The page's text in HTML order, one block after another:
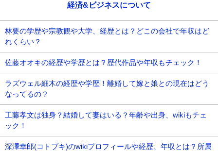
経済&ビジネスについて
林要の学歴や宗教観や大学、経歴とは？どこの会社で年収はど
れくらい？
佐藤オオキの経歴や学歴とは？歴代作品や年収もチェック！
ラズウェル細木の経歴や学歴！離婚して嫁と娘との現在はどう
なってるの？
工藤孝文は独身？結婚して妻はいる？年齢や出身、wikiもチェ
ック！
深澤幸郎(コトブキ)のwikiプロフィールや経歴、年収とは？所属